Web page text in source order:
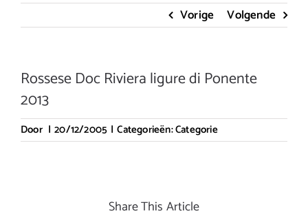
Vorige Volgende
Rossese Doc Riviera ligure di Ponente
2013
Door | 20/12/2005 | Categorieën:Categorie
Share This Article